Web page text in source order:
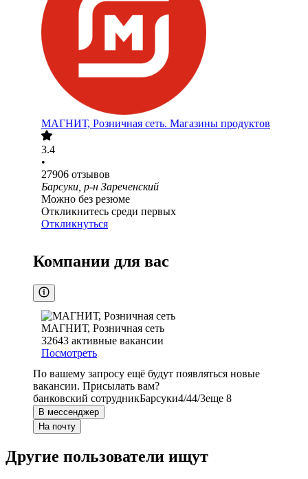
МАГНИТ, Розничная сеть. Магазины продуктов
3.4
•
27906 отзывов
Барсуки, р-н Зареченский
Можно без резюме
Откликнитесь среди первых
Откликнуться
Компании для вас
МАГНИТ, Розничная сеть
32643 активные вакансии
Посмотреть
По вашему запросу ещё будут появляться новые
вакансии. Присылать вам?
банковский сотрудникБарсуки4/44/3еще 8
В мессенджер
На почту
Другие пользователи ищут